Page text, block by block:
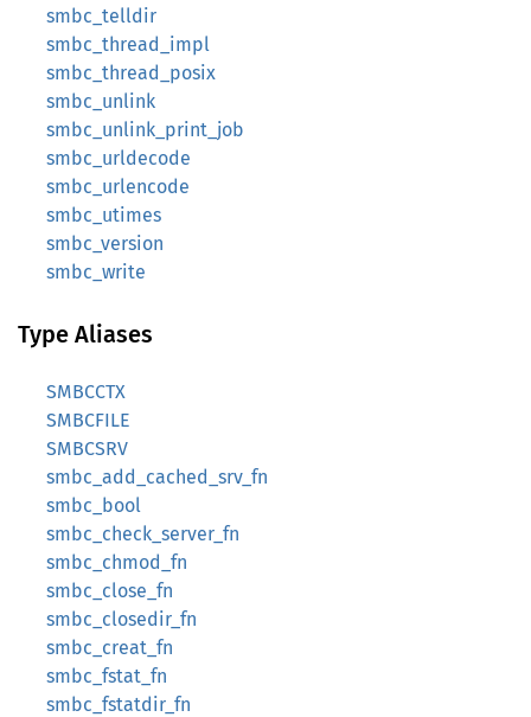
smbc_telldir
smbc_thread_impl
smbc_thread_posix
smbc_unlink
smbc_unlink_print_job
smbc_urldecode
smbc_urlencode
smbc_utimes
smbc_version
smbc_write
Type Aliases
SMBCCTX
SMBCFILE
SMBCSRV
smbc_add_cached_srv_fn
smbc_bool
smbc_check_server_fn
smbc_chmod_fn
smbc_close_fn
smbc_closedir_fn
smbc_creat_fn
smbc_fstat_fn
smbc_fstatdir_fn